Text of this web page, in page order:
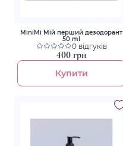
MiniMi Мій перший дезодорант
50 ml
0 відгуків
400 грн
Купити